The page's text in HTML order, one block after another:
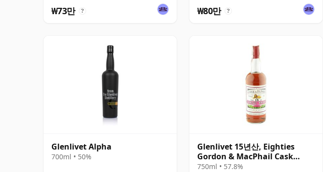
₩73만 ? ₩80만 ?
Glenlivet Alpha
700ml • 50%
Glenlivet 15년산, Eighties
Gordon & MacPhail Cask
Strength
750ml • 57.8%